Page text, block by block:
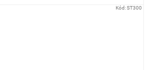
Kód:ST300